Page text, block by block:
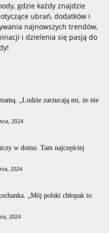
gdzie każdy znajdzie
ubrań, dodatków i
najnowszych trendów,
i dzielenia się pasją do
„Ludzie zarzucają mi, że nie
2024
w domu. Tam najczęściej
2024
„Mój polski chłopak to
2024